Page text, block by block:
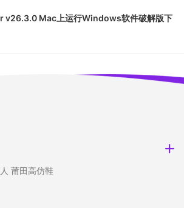
v26.3.0 Mac上运行Windows软件破解版下
莆田高仿鞋